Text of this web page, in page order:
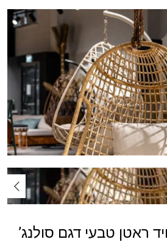
ראטן טבעי דגם סולנג’